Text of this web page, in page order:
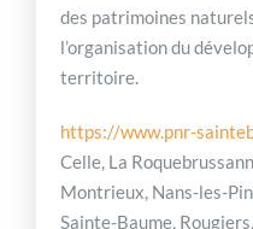
des patrimoines
l’organisation du
territoire.
https://www.pnr-
Celle, La
Montrieux, Nans-les-
Sainte-Baume,